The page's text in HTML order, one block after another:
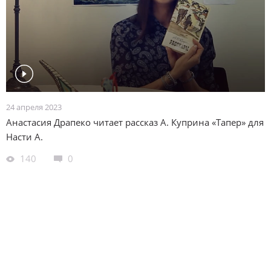
24 апреля 2023
Анастасия Драпеко читает рассказ А. Куприна «Тапер» для
Насти А.
140
0